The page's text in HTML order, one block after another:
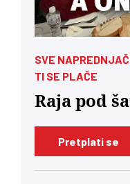
SVE
TI SE PLAČE
Raja pod
Pretplati se